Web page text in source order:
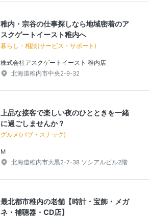
稚内・宗谷の仕事探しなら地域密着のア
スクゲートイースト稚内へ
暮らし・相談(サービス・サポート)
株式会社アスクゲートイースト 稚内店
北海道稚内市中央2-9-32
上品な接客で楽しい夜のひとときを一緒
に過ごしませんか？
グルメ(パブ・スナック)
M
北海道稚内市大黒2-7-38 ソシアルビル2階
最北都市稚内の老舗【時計・宝飾・メガ
ネ・補聴器・CD店】